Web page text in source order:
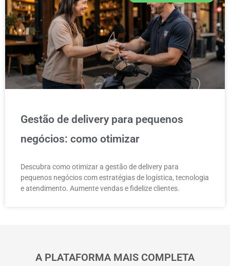
Gestão de delivery para pequenos
negócios: como otimizar
Descubra como otimizar a gestão de delivery para
pequenos negócios com estratégias de logística, tecnologia
e atendimento. Aumente vendas e fidelize clientes.
A PLATAFORMA MAIS COMPLETA